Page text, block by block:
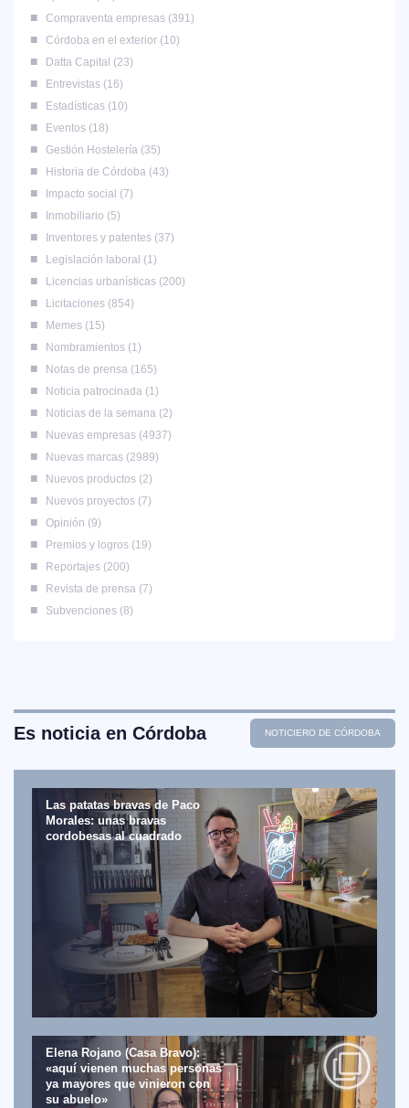
Compraventa empresas 391
Córdoba en el exterior 10
Datta Capital
23
Entrevistas 16
Estadísticas 10
Eventos 18
Gestión Hostelería 35
Historia de Córdoba 43
Impacto social
7
Inmobiliario 5
Inventores y patentes 37
Legislación laboral
1
Licencias urbanísticas 200
Licitaciones 854
Memes 15
Nombramientos 1
Notas de prensa 165
Noticia patrocinada 1
Noticias de la semana 2
Nuevas empresas 4937
Nuevas marcas 2989
Nuevos productos 2
Nuevos proyectos 7
Opinión 9
Premios y logros 19
Reportajes 200
Revista de prensa 7
Subvenciones 8
Es noticia en Córdoba NOTICIERO DE CÓRDOBA
Las patatas bravas de Paco
Morales: unas bravas
cordobesas al cuadrado
Elena Rojano (Casa Bravo):
«aquí vienen muchas personas
ya mayores que vinieron con
su abuelo»